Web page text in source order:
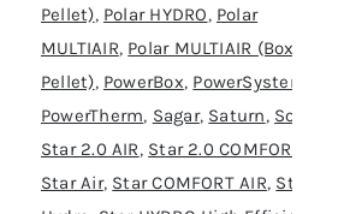
Pellet), Polar HYDRO, Polar
MULTIAIR, Polar MULTIAIR (Box
Pellet), PowerBox, PowerSystem
PowerTherm, Sagar, Saturn, Solar
Star 2.0 AIR, Star 2.0 COMFORT AIR
Star Air, Star COMFORT AIR, Star